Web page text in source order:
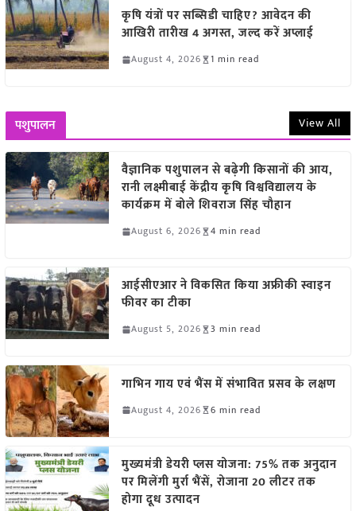
कृषि यंत्रों पर सब्सिडी चाहिए? आवेदन की
आखिरी तारीख 4 अगस्त, जल्द करें अप्लाई
August 4, 2026 1 min read
पशुपालन View All
वैज्ञानिक पशुपालन से बढ़ेगी किसानों की आय,
रानी लक्ष्मीबाई केंद्रीय कृषि विश्वविद्यालय के
कार्यक्रम में बोले शिवराज सिंह चौहान
August 6, 2026 4 min read
आईसीएआर ने विकसित किया अफ्रीकी स्वाइन
फीवर का टीका
August 5, 2026 3 min read
गाभिन गाय एवं भैंस में संभावित प्रसव के लक्षण
August 4, 2026 6 min read
मुख्यमंत्री डेयरी प्लस योजना: 75% तक अनुदान
पर मिलेंगी मुर्रा भैंसें, रोजाना 20 लीटर तक
होगा दूध उत्पादन